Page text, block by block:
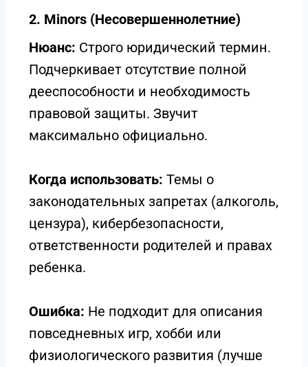
2. Minors (Несовершеннолетние)
Нюанс: Строго юридический термин.
Подчеркивает отсутствие полной
дееспособности и необходимость
правовой защиты. Звучит
максимально официально.
Когда использовать: Темы о
законодательных запретах (алкоголь,
цензура), кибербезопасности,
ответственности родителей и правах
ребенка.
Ошибка: Не подходит для описания
повседневных игр, хобби или
физиологического развития (лучше